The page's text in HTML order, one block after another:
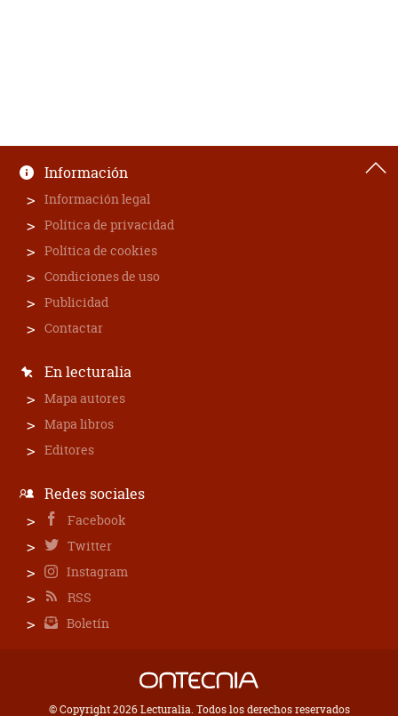
Información
Información legal
Política de privacidad
Política de cookies
Condiciones de uso
Publicidad
Contactar
En lecturalia
Mapa autores
Mapa libros
Editores
Redes sociales
Facebook
Twitter
Instagram
RSS
Boletín
© Copyright 2026 Lecturalia. Todos los derechos reservados